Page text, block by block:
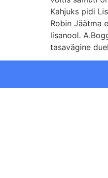
Kahjuks pidi
Robin Jäätma
lisanool.
tasavägine